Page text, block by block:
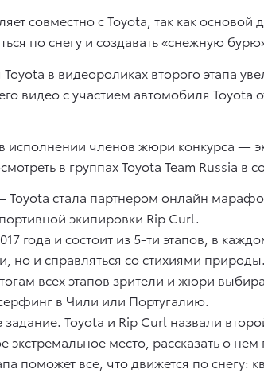
совместно с Toyota, так как основой
по снегу и создавать «снежную
в видеороликах второго этапа
видео с участием автомобиля Toyota
исполнении членов жюри конкурса —
в группах Toyota Team Russia в
стала партнером онлайн
экипировки Rip Curl.
года и состоит из 5-ти этапов, в
но и справляться со стихиями
всех этапов зрители и жюри
в Чили или Португалию.
Toyota и Rip Curl назвали
место, рассказать о нем
поможет все, что движется по снегу: